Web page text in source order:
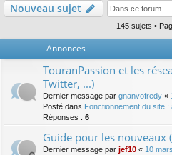
de
Nouveau sujet
145 sujets •
Annonces
TouranPassion et les
Twitter, ...)
Dernier message par gnanvofredy «
Posté dans Fonctionnement du site :
Réponses : 6
Guide pour les nouveaux
Dernier message par jef10 « 10